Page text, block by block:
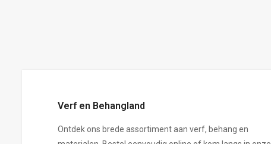
Verf en Behangland
Ontdek ons brede assortiment aan verf, behang en